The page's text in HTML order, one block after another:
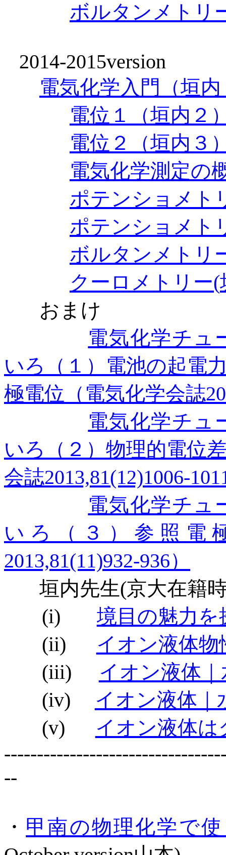
ボルタンメトリ
2014-2015version
電気化学入門（垣
電位１（垣内２
電位２（垣内３
電気化学測定の
ポテンショメト
ポテンショメト
ボルタンメトリ
クーロメトリー(
おまけ
電気化学チュ
いろ（１）電池の起電
極電位（電気化学会誌
電気化学チュ
いろ（２）物理的電位
会誌2013,81(12)1006-
電気化学チュ
いろ（３）参照
2013,81(11)932-936）
垣内先生(京大在籍
(i)
境目の魅力を
(ii)
イオン液体物
(iii)
イオン液体
(iv)
イオン液体｜
(v)
イオン液体
--
・ 甲南の物理化学で